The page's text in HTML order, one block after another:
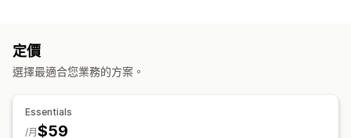
追蹤成效
搜尋引擎最佳化 (SEO) 分數
定價
選擇最適合您業務的方案。
Essentials
$59
/月